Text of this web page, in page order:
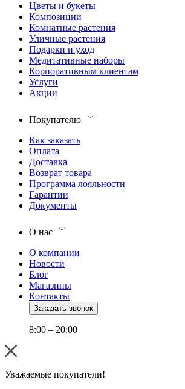
Цветы и букеты
Композиции
Комнатные растения
Уличные растения
Подарки и уход
Медитативные наборы
Корпоративным клиентам
Услуги
Акции
Покупателю
Как заказать
Оплата
Доставка
Возврат товара
Программа лояльности
Гарантии
Документы
О нас
О компании
Новости
Блог
Магазины
Контакты
Заказать звонок
8:00 – 20:00
Уважаемые покупатели!